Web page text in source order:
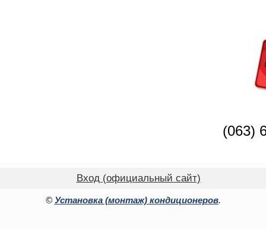
(063)
Вход (официальный сайт)
© Установка (монтаж) кондиционеров.